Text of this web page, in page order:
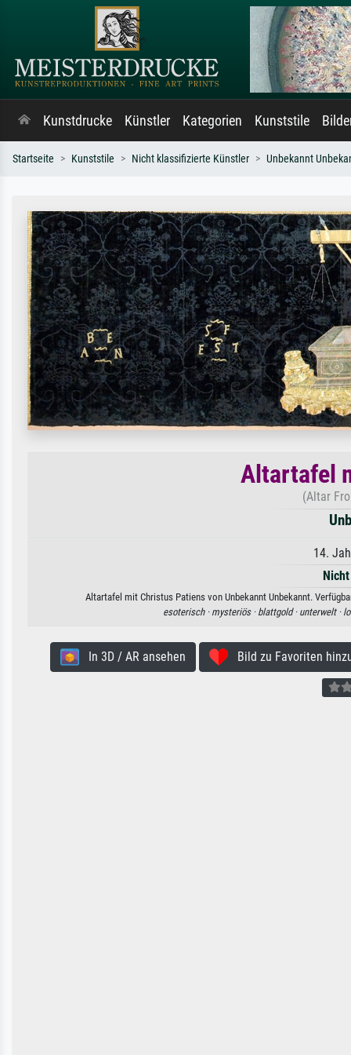
Kunstdrucke Künstler Kategorien Kunststile
Startseite Kunststile Nicht klassifizierte Künstler Unbekannt
Altartafel
(Altar
14.
Altartafel mit Christus Patiens von Unbekannt Unbekannt.
esoterisch · mysteriös · blattgold · unterwelt ·
In 3D / AR ansehen Bild zu Favoriten